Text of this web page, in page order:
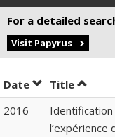
For a detailed
Visit Papyrus
Date Sort by date in
Title Sort
2016
l’expérience